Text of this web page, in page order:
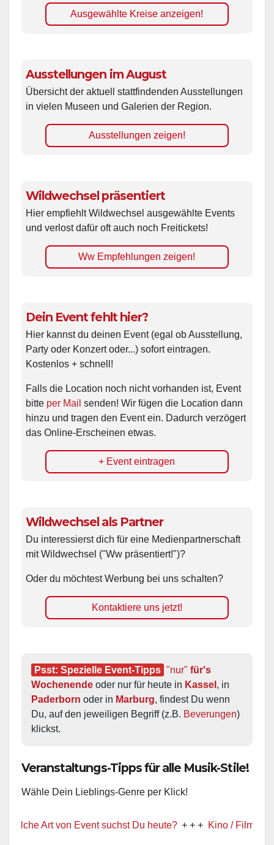
Ausgewählte Kreise anzeigen!
Ausstellungen im August
Übersicht der aktuell stattfindenden Ausstellungen
in vielen Museen und Galerien der Region.
Ausstellungen zeigen!
Wildwechsel präsentiert
Hier empfiehlt Wildwechsel ausgewählte Events
und verlost dafür oft auch noch Freitickets!
Ww Empfehlungen zeigen!
Dein Event fehlt hier?
Hier kannst du deinen Event (egal ob Ausstellung,
Party oder Konzert oder...) sofort eintragen.
Kostenlos + schnell!
Falls die Location noch nicht vorhanden ist, Event
bitte per Mail senden! Wir fügen die Location dann
hinzu und tragen den Event ein. Dadurch verzögert
das Online-Erscheinen etwas.
+ Event eintragen
Wildwechsel als Partner
Du interessierst dich für eine Medienpartnerschaft
mit Wildwechsel ("Ww präsentiert!")?
Oder du möchtest Werbung bei uns schalten?
Kontaktiere uns jetzt!
Psst: Spezielle Event-Tipps "nur" für's
Wochenende oder nur für heute in Kassel
Paderborn oder in Marburg, findest Du wenn
Du, auf den jeweiligen Begriff (z.B. Beverungen)
klickst.
Veranstaltungs-Tipps für alle Musik-Stile!
Wähle Dein Lieblings-Genre per Klick!
Art von Event suchst Du heute? + + + Kino / Film + + +